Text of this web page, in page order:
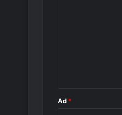
Ad *